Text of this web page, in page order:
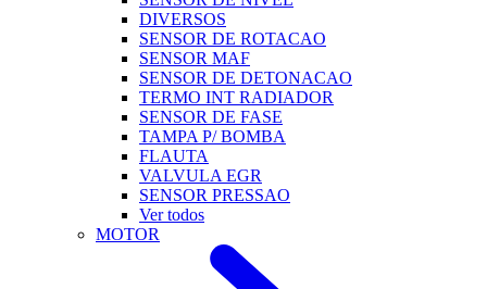
DIVERSOS
SENSOR DE ROTACAO
SENSOR MAF
SENSOR DE DETONACAO
TERMO INT RADIADOR
SENSOR DE FASE
TAMPA P/ BOMBA
FLAUTA
VALVULA EGR
SENSOR PRESSAO
Ver todos
MOTOR